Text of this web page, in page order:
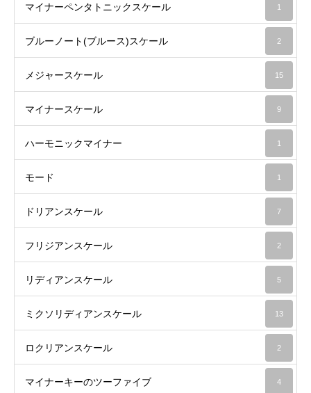
マイナーペンタトニックスケール 1
ブルーノート(ブルース)スケール 2
メジャースケール 15
マイナースケール 9
ハーモニックマイナー 1
モード 1
ドリアンスケール 7
フリジアンスケール 2
リディアンスケール 5
ミクソリディアンスケール 13
ロクリアンスケール 2
マイナーキーのツーファイブ 4